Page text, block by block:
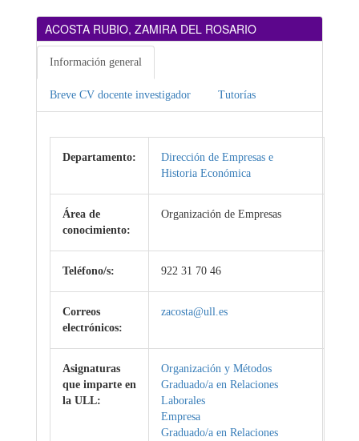
ACOSTA RUBIO, ZAMIRA DEL ROSARIO
Información general
Breve CV docente investigador Tutorías
Departamento:
Dirección de Empresas e
Historia Económica
Área de
conocimiento:
Organización de Empresas
Teléfono/s: 922 31 70 46
Correos
electrónicos:
zacosta@ull.es
Asignaturas
que imparte en
la ULL:
Organización y Métodos
Graduado/a en Relaciones
Laborales
Empresa
Graduado/a en Relaciones